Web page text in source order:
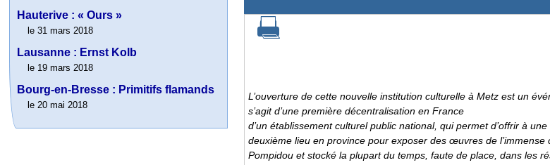
L’ouverture de cette nouvelle institution culturelle à Metz est un
s’agit d’une première décentralisation en France
d’un établissement culturel public national, qui permet d’offrir à
deuxième lieu en province pour exposer des œuvres de
Pompidou et stocké la plupart du temps, faute de place, dans les
Hauterive : « Ours »
le 31 mars 2018
Lausanne : Ernst Kolb
le 19 mars 2018
Bourg-en-Bresse : Primitifs flamands
le 20 mai 2018